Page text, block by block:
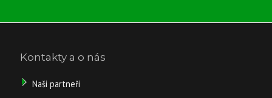
Kontakty a o nás
Naši partneři